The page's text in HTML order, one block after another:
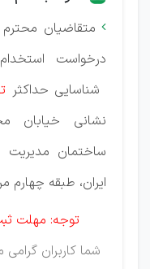
 متقاضیان
درخواست
شناسایی حداکثر
نشانی خیابان
ساختمان
ایران، طبقه چهارم
توجه: مهلت
شما کاربران